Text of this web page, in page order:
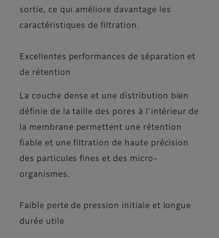
sortie, ce qui améliore davantage les
caractéristiques de filtration.
Excellentes performances de séparation et
de rétention
La couche dense et une distribution bien
définie de la taille des pores à l’intérieur de
la membrane permettent une rétention
fiable et une filtration de haute précision
des particules fines et des micro-
organismes.
Faible perte de pression initiale et longue
durée utile